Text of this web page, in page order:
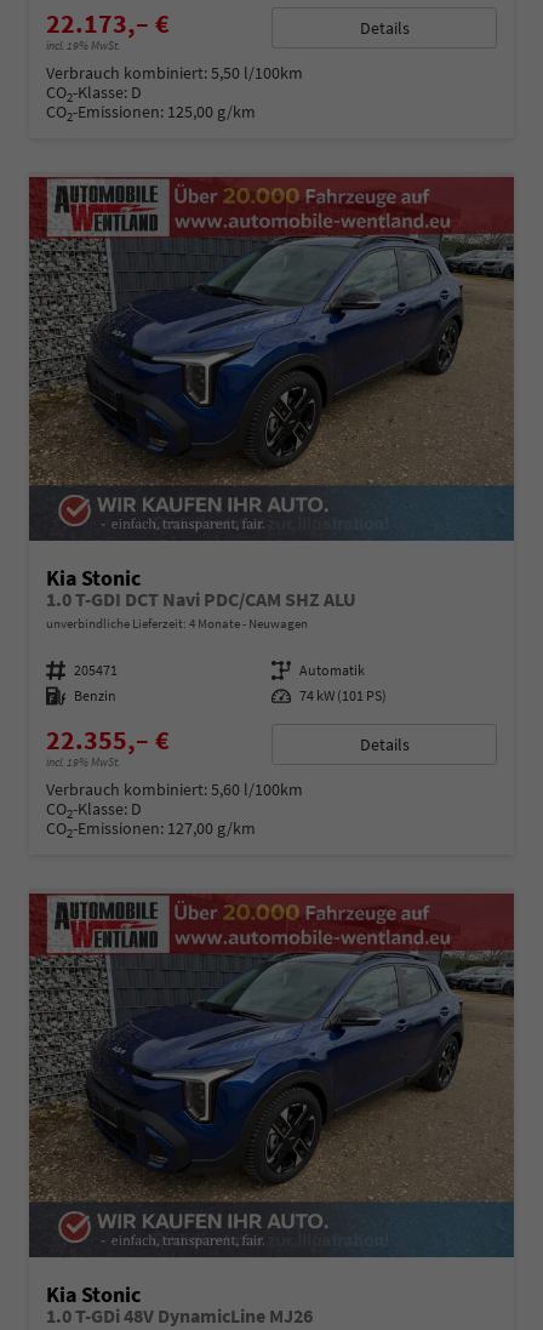
22.173,– €
incl. 19% MwSt.
Details
Verbrauch kombiniert:5,50 l/100km
CO2-Klasse: D
CO2-Emissionen: 125,00 g/km
Kia Stonic
1.0 T-GDI DCT Navi PDC/CAM SHZ ALU
unverbindliche Lieferzeit: 4 Monate Neuwagen
Fahrzeugnummer 205471 Getriebe Automatik
Kraftstoff Benzin Leistung 74 kW (101 PS)
22.355,– €
incl. 19% MwSt.
Details
Verbrauch kombiniert:5,60 l/100km
CO2-Klasse: D
CO2-Emissionen: 127,00 g/km
Kia Stonic
1.0 T-GDi 48V DynamicLine MJ26